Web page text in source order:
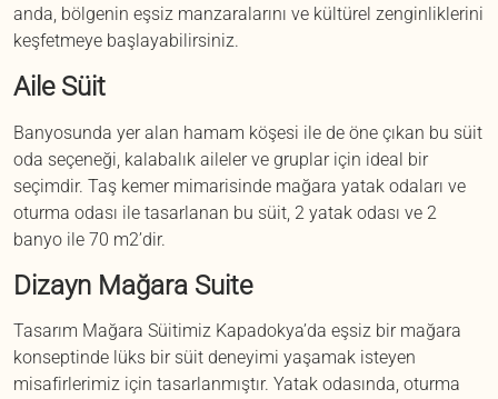
anda, bölgenin eşsiz manzaralarını ve kültürel zenginliklerini
keşfetmeye başlayabilirsiniz.
Aile Süit
Banyosunda yer alan hamam köşesi ile de öne çıkan bu süit
oda seçeneği, kalabalık aileler ve gruplar için ideal bir
seçimdir. Taş kemer mimarisinde mağara yatak odaları ve
oturma odası ile tasarlanan bu süit, 2 yatak odası ve 2
banyo ile 70 m2’dir.
Dizayn Mağara Suite
Tasarım Mağara Süitimiz Kapadokya’da eşsiz bir mağara
konseptinde lüks bir süit deneyimi yaşamak isteyen
misafirlerimiz için tasarlanmıştır. Yatak odasında, oturma